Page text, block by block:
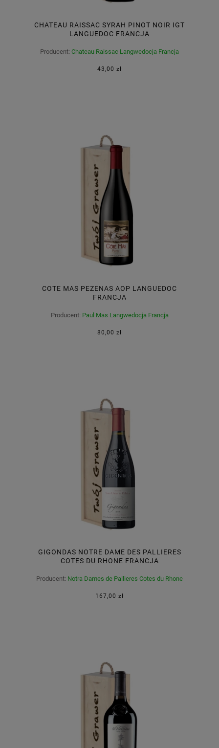
CHATEAU RAISSAC SYRAH PINOT NOIR IGT
LANGUEDOC FRANCJA
Producent: Chateau Raissac Langwedocja Francja
43,00 zł
COTE MAS PEZENAS AOP LANGUEDOC
FRANCJA
Producent: Paul Mas Langwedocja Francja
80,00 zł
GIGONDAS NOTRE DAME DES PALLIERES
COTES DU RHONE FRANCJA
Producent: Notra Dames de Pallieres Cotes du Rhone
167,00 zł